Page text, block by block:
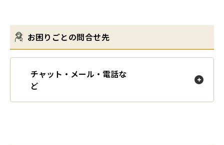
解約・退去のお手続き
家賃の支払い
各種変更のお手続き
トイレのトラブル
浴室・洗面のトラブル
暮らしのルール・注意点
国交省・東京都のガイドライン・賃貸借契約書
から
お困りごとの問合せ先
チャット・メール・電話な